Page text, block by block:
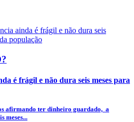
é frágil e não dura seis meses para
afirmando ter dinheiro guardado, a
meses...